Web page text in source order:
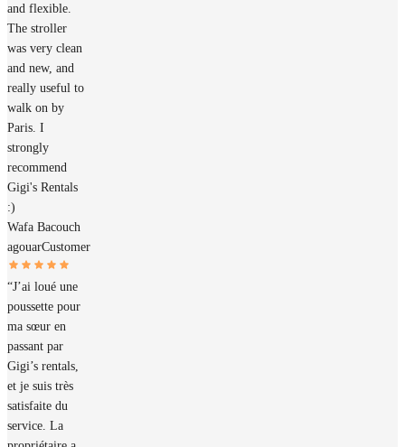
and flexible.
The stroller
was very clean
and new, and
really useful to
walk on by
Paris. I
strongly
recommend
Gigi's Rentals
:)
Wafa Bacouch
agouarCustomer
“J’ai loué une
poussette pour
ma sœur en
passant par
Gigi’s rentals,
et je suis très
satisfaite du
service. La